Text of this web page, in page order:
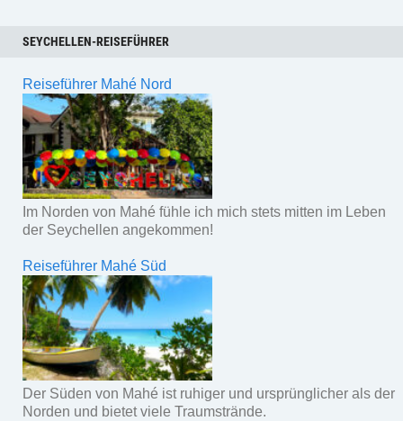
SEYCHELLEN-REISEFÜHRER
Reiseführer Mahé Nord
Im Norden von Mahé fühle ich mich stets mitten im Leben
der Seychellen angekommen!
Reiseführer Mahé Süd
Der Süden von Mahé ist ruhiger und ursprünglicher als der
Norden und bietet viele Traumstrände.